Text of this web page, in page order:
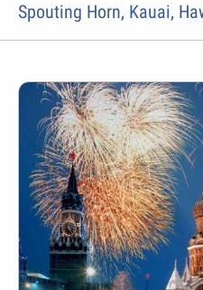
Spouting Horn, Kauai,